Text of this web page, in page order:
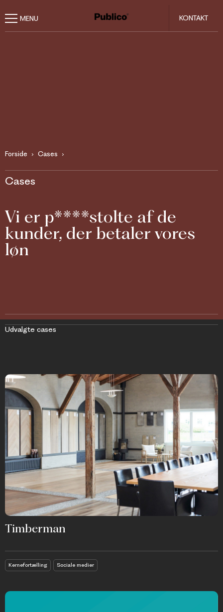
KONTAKT
Forside Cases
Cases
Vi er p****stolte af de
kunder, der betaler vores
løn
Udvalgte cases
Timberman
Kernefortælling Sociale medier